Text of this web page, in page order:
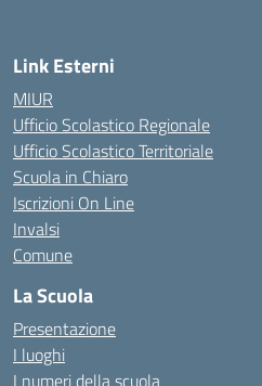
Link Esterni
MIUR
Ufficio Scolastico Regionale
Ufficio Scolastico Territoriale
Scuola in Chiaro
Iscrizioni On Line
Invalsi
Comune
La Scuola
Presentazione
I luoghi
I numeri della scuola